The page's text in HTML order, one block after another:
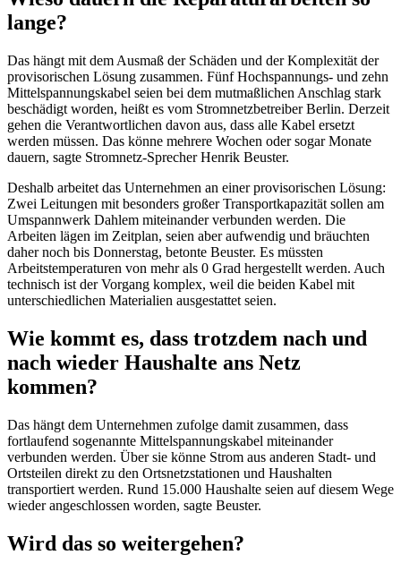
lange?
Das hängt mit dem Ausmaß der Schäden und der Komplexität der
provisorischen Lösung zusammen. Fünf Hochspannungs- und zehn
Mittelspannungskabel seien bei dem mutmaßlichen Anschlag stark
beschädigt worden, heißt es vom Stromnetzbetreiber Berlin. Derzeit
gehen die Verantwortlichen davon aus, dass alle Kabel ersetzt
werden müssen. Das könne mehrere Wochen oder sogar Monate
dauern, sagte Stromnetz-Sprecher Henrik Beuster.
Deshalb arbeitet das Unternehmen an einer provisorischen Lösung:
Zwei Leitungen mit besonders großer Transportkapazität sollen am
Umspannwerk Dahlem miteinander verbunden werden. Die
Arbeiten lägen im Zeitplan, seien aber aufwendig und bräuchten
daher noch bis Donnerstag, betonte Beuster. Es müssten
Arbeitstemperaturen von mehr als 0 Grad hergestellt werden. Auch
technisch ist der Vorgang komplex, weil die beiden Kabel mit
unterschiedlichen Materialien ausgestattet seien.
Wie kommt es, dass trotzdem nach und
nach wieder Haushalte ans Netz
kommen?
Das hängt dem Unternehmen zufolge damit zusammen, dass
fortlaufend sogenannte Mittelspannungskabel miteinander
verbunden werden. Über sie könne Strom aus anderen Stadt- und
Ortsteilen direkt zu den Ortsnetzstationen und Haushalten
transportiert werden. Rund 15.000 Haushalte seien auf diesem Wege
wieder angeschlossen worden, sagte Beuster.
Wird das so weitergehen?